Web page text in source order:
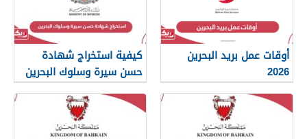
أوقات عمل بريد البحرين
2026
كيفية استخراج شهادة
حسن سيرة وسلوك البحرين
2026